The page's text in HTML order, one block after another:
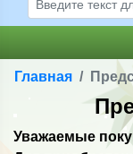
Главная
Уважаемые